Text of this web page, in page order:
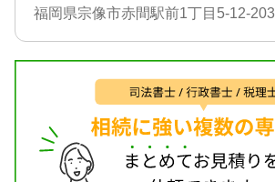
福岡県宗像市赤間駅前1丁目5-12-203